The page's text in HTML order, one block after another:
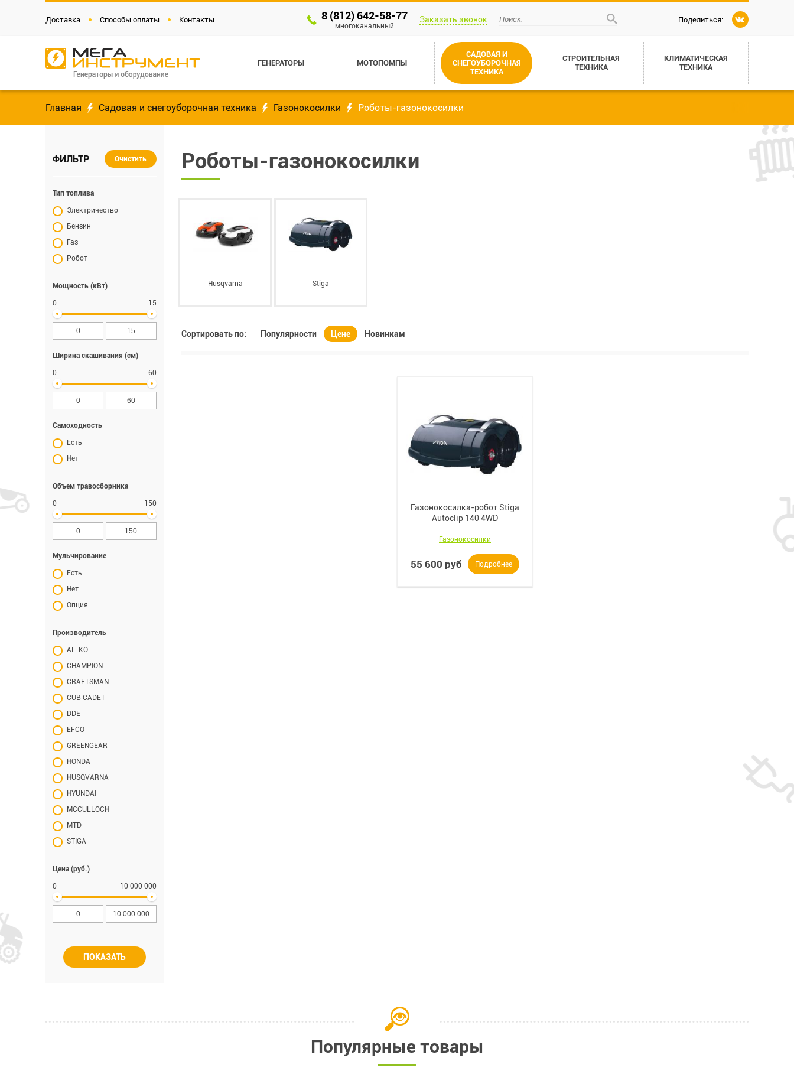
Доставка Способы оплаты Контакты 8 (812) 642-58-77
многоканальный
Заказать звонок Поделиться:
ГЕНЕРАТОРЫ МОТОПОМПЫ
САДОВАЯ И
СНЕГОУБОРОЧНАЯ
ТЕХНИКА
СТРОИТЕЛЬНАЯ
ТЕХНИКА
КЛИМАТИЧЕСКАЯ
ТЕХНИКА
Главная Садовая и снегоуборочная техника Газонокосилки Роботы-газонокосилки
ФИЛЬТР Очистить
Тип топлива
Электричество
Бензин
Газ
Робот
Мощность (кВт)
0 15
Ширина скашивания (см)
0 60
Самоходность
Есть
Нет
Объем травосборника
0 150
Мульчирование
Есть
Нет
Опция
Производитель
AL-KO
CHAMPION
CRAFTSMAN
CUB CADET
DDE
EFCO
GREENGEAR
HONDA
HUSQVARNA
HYUNDAI
MCCULLOCH
MTD
STIGA
Цена (руб.)
0 10 000 000
ПОКАЗАТЬ
Роботы-газонокосилки
Husqvarna Stiga
Сортировать по: Популярности Цене Новинкам
Газонокосилка-робот Stiga
Autoclip 140 4WD
Газонокосилки
55 600 руб Подробнее
Популярные товары